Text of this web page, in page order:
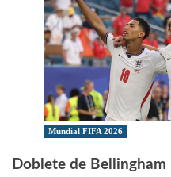
Mundial FIFA 2026
Doblete de